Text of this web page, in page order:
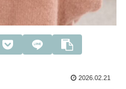
2026.02.21